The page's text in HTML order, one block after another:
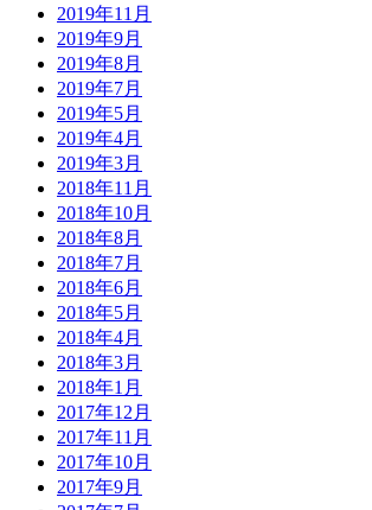
2019年11月
2019年9月
2019年8月
2019年7月
2019年5月
2019年4月
2019年3月
2018年11月
2018年10月
2018年8月
2018年7月
2018年6月
2018年5月
2018年4月
2018年3月
2018年1月
2017年12月
2017年11月
2017年10月
2017年9月